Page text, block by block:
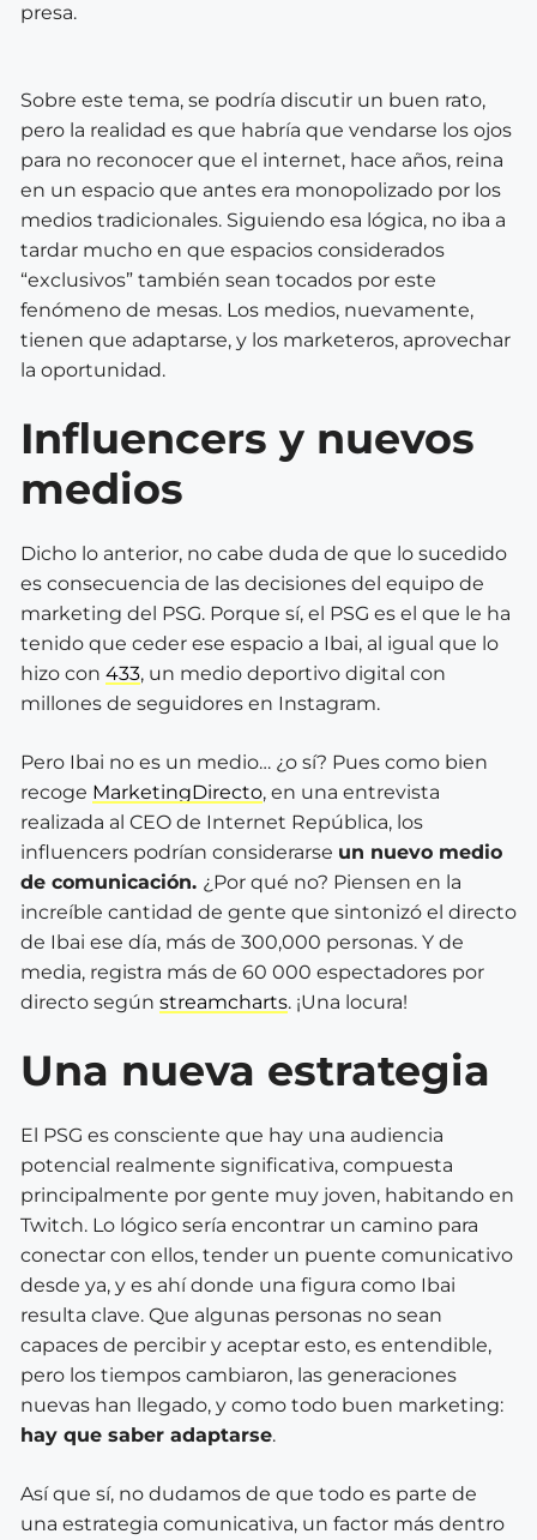
presa.
Sobre este tema, se podría discutir un buen rato,
pero la realidad es que habría que vendarse los ojos
para no reconocer que el internet, hace años, reina
en un espacio que antes era monopolizado por los
medios tradicionales. Siguiendo esa lógica, no iba a
tardar mucho en que espacios considerados
“exclusivos” también sean tocados por este
fenómeno de mesas. Los medios, nuevamente,
tienen que adaptarse, y los marketeros, aprovechar
la oportunidad.
Influencers y nuevos
medios
Dicho lo anterior, no cabe duda de que lo sucedido
es consecuencia de las decisiones del equipo de
marketing del PSG. Porque sí, el PSG es el que le ha
tenido que ceder ese espacio a Ibai, al igual que lo
hizo con 433, un medio deportivo digital con
millones de seguidores en Instagram.
Pero Ibai no es un medio… ¿o sí? Pues como bien
recoge MarketingDirecto, en una entrevista
realizada al CEO de Internet República, los
influencers podrían considerarse un nuevo medio
de comunicación. ¿Por qué no? Piensen en la
increíble cantidad de gente que sintonizó el directo
de Ibai ese día, más de 300,000 personas. Y de
media, registra más de 60 000 espectadores por
directo según streamcharts. ¡Una locura!
Una nueva estrategia
El PSG es consciente que hay una audiencia
potencial realmente significativa, compuesta
principalmente por gente muy joven, habitando en
Twitch. Lo lógico sería encontrar un camino para
conectar con ellos, tender un puente comunicativo
desde ya, y es ahí donde una figura como Ibai
resulta clave. Que algunas personas no sean
capaces de percibir y aceptar esto, es entendible,
pero los tiempos cambiaron, las generaciones
nuevas han llegado, y como todo buen marketing:
hay que saber adaptarse.
Así que sí, no dudamos de que todo es parte de
una estrategia comunicativa, un factor más dentro